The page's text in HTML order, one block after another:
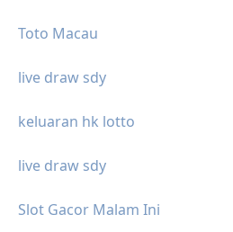
Toto Macau
live draw sdy
keluaran hk lotto
live draw sdy
Slot Gacor Malam Ini